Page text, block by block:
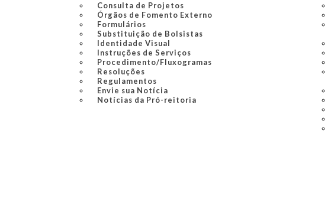
Consulta de Projetos
Órgãos de Fomento Externo
Formulários
Substituição de Bolsistas
Identidade Visual
Instruções de Serviços
Procedimento/Fluxogramas
Resoluções
Regulamentos
Envie sua Notícia
Notícias da Pró-reitoria